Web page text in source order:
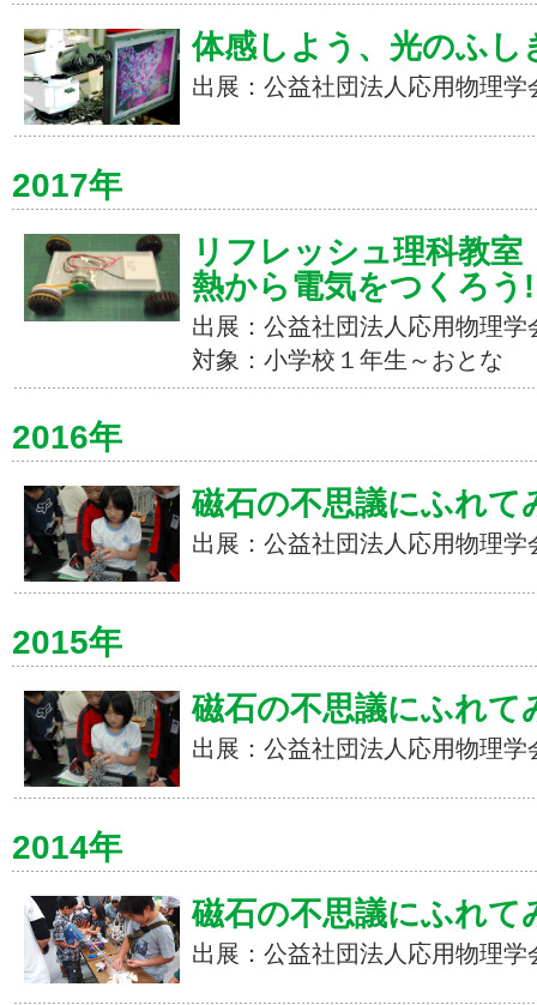
体感しよう、光のふし
出展：公益社団法人応用物理学
2017年
リフレッシュ理科教
熱から電気をつくろう
出展：公益社団法人応用物理学
対象：小学校１年生～おとな
2016年
磁石の不思議にふれて
出展：公益社団法人応用物理学
2015年
磁石の不思議にふれて
出展：公益社団法人応用物理学
2014年
磁石の不思議にふれて
出展：公益社団法人応用物理学